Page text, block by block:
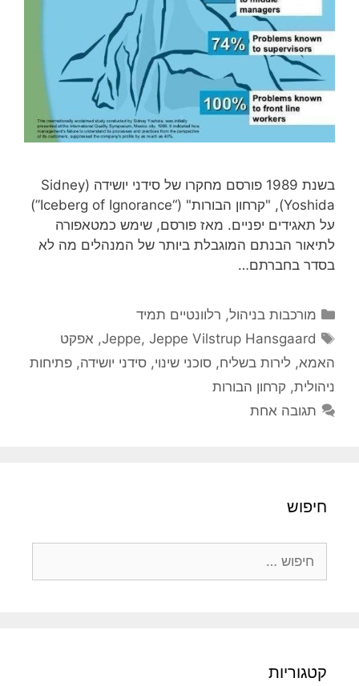
בשנת 1989 פורסם מחקרו של סידני יושידה (Sidney
Yoshida), "קרחון הבורות" (“Iceberg of Ignorance”)
על תאגידים יפניים. מאז פורסם, שימש כמטאפורה
לתיאור הבנתם המוגבלת ביותר של המנהלים מה לא
בסדר בחברתם…
קטגוריות
מורכבות בניהול, רלוונטיים תמיד
תגיות
Jeppe, Jeppe Vilstrup Hansgaard
, אפקט
האמא, לירות בשליח, סוכני שינוי, סידני יושידה, פתיחות
ניהולית, קרחון הבורות
תגובה אחת
חיפוש
קטגוריות